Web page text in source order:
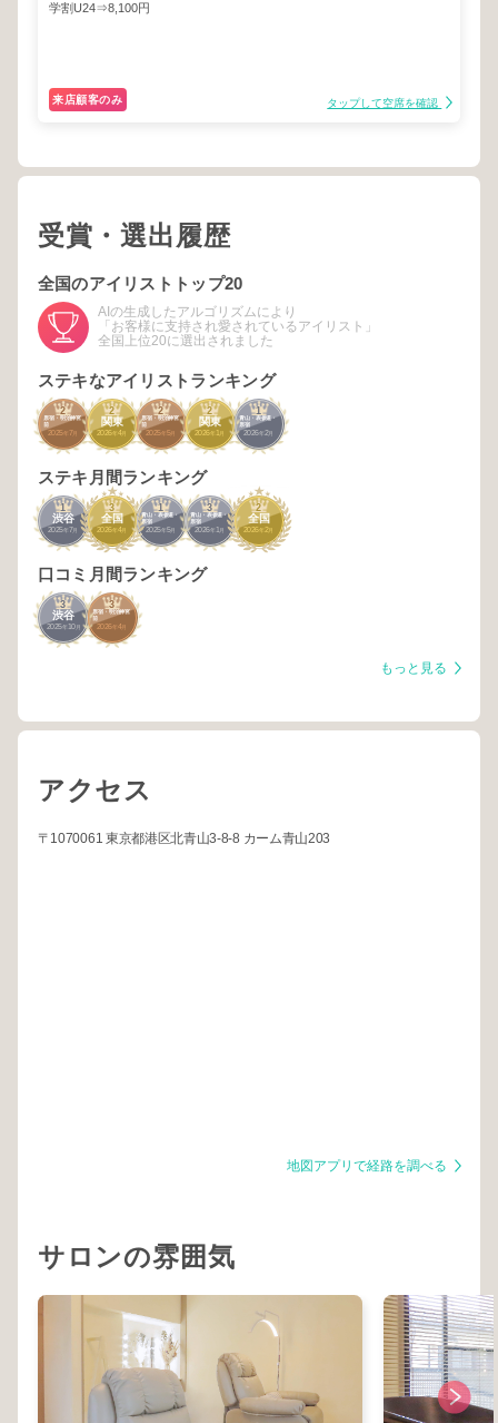
学割U24⇒8,100円
来店顧客のみ タップして空席を確認
受賞・選出履歴
全国のアイリストトップ20
AIの生成したアルゴリズムにより
「お客様に支持され愛されているアイリスト」
全国上位20に選出されました
ステキなアイリストランキング
2
原宿・明治神宮
2025年 7
2
関東
2026年 4月
2
原宿・明治神宮
2025年 5月
2
関東
2026年 1
1
青山・表参道・
原宿
2026年 2月
ステキ月間ランキング
1
渋谷
2025年 7
3
全国
2026年 4月
1
青山・表参道・
原宿
2025年 5月
3
青山・表参道・
原宿
2026年 1
2
全国
2026年 2月
口コミ月間ランキング
3
渋谷
2025年 10
3
原宿・明治神宮
2026年 4
もっと見る
アクセス
〒1070061 東京都港区北青山3-8-8 カーム青山203
地図アプリで経路を調べる
サロンの雰囲気